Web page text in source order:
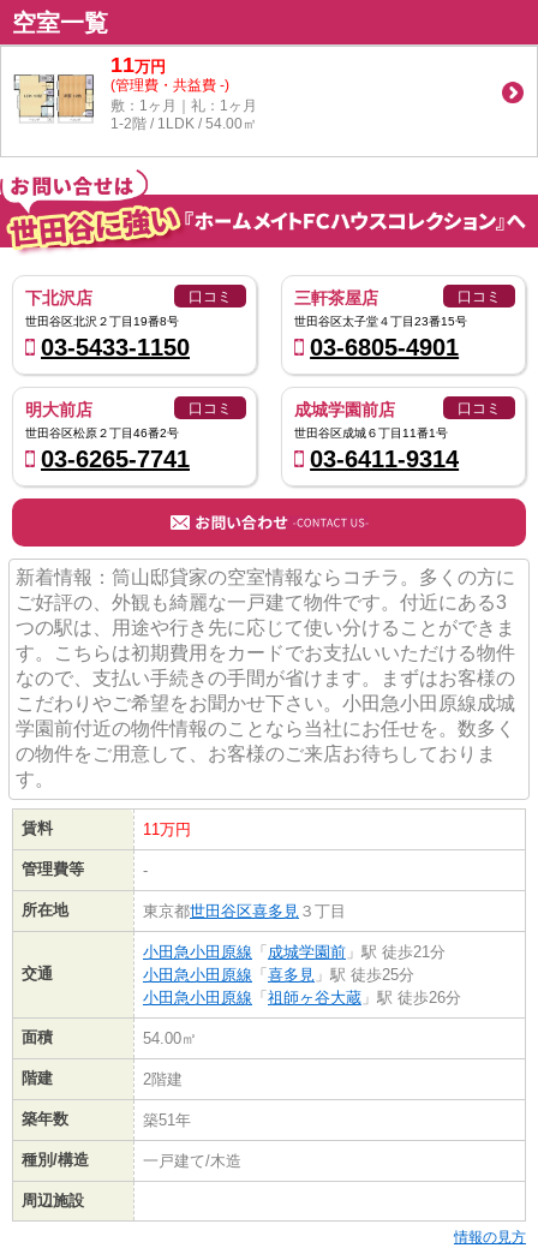
空室一覧
11万円
(管理費・共益費 -)
敷：1ヶ月｜礼：1ヶ月
1-2階 / 1LDK / 54.00㎡
下北沢店
世田谷区北沢２丁目19番8号
口コミ
03-5433-1150
三軒茶屋店
世田谷区太子堂４丁目23番15号
口コミ
03-6805-4901
明大前店
世田谷区松原２丁目46番2号
口コミ
03-6265-7741
成城学園前店
世田谷区成城６丁目11番1号
口コミ
03-6411-9314
新着情報：筒山邸貸家の空室情報ならコチラ。多くの方に
ご好評の、外観も綺麗な一戸建て物件です。付近にある3
つの駅は、用途や行き先に応じて使い分けることができま
す。こちらは初期費用をカードでお支払いいただける物件
なので、支払い手続きの手間が省けます。まずはお客様の
こだわりやご希望をお聞かせ下さい。小田急小田原線成城
学園前付近の物件情報のことなら当社にお任せを。数多く
の物件をご用意して、お客様のご来店お待ちしておりま
す。
賃料 11万円
管理費等 -
所在地 東京都世田谷区喜多見 ３丁目
交通
小田急小田原線 「 成城学園前 」駅 徒歩21分
小田急小田原線 「 喜多見 」駅 徒歩25分
小田急小田原線 「 祖師ヶ谷大蔵 」駅 徒歩26分
面積 54.00㎡
階建 2階建
築年数 築51年
種別/構造 一戸建て/木造
周辺施設
情報の見方